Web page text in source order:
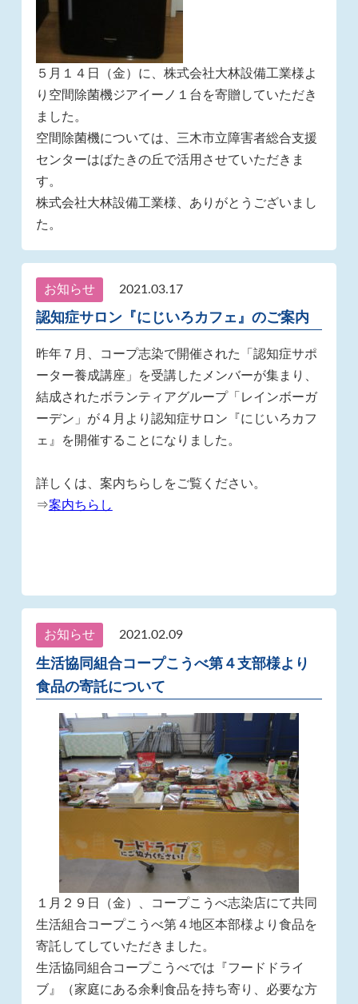
５月１４日（金）に、株式会社大林設備工業様よ
り空間除菌機ジアイーノ１台を寄贈していただき
ました。
空間除菌機については、三木市立障害者総合支援
センターはばたきの丘で活用させていただきま
す。
株式会社大林設備工業様、ありがとうございまし
た。
お知らせ 2021.03.17
認知症サロン『にじいろカフェ』のご案内
昨年７月、コープ志染で開催された「認知症サポ
ーター養成講座」を受講したメンバーが集まり、
結成されたボランティアグループ「レインボーガ
ーデン」が４月より認知症サロン『にじいろカフ
ェ』を開催することになりました。
詳しくは、案内ちらしをご覧ください。
⇒案内ちらし
お知らせ 2021.02.09
生活協同組合コープこうべ第４支部様より
食品の寄託について
１月２９日（金）、コープこうべ志染店にて共同
生活組合コープこうべ第４地区本部様より食品を
寄託してしていただきました。
生活協同組合コープこうべでは『フードドライ
ブ』（家庭にある余剰食品を持ち寄り、必要な方